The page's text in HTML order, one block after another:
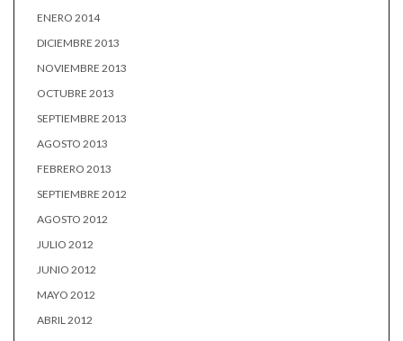
ENERO 2014
DICIEMBRE 2013
NOVIEMBRE 2013
OCTUBRE 2013
SEPTIEMBRE 2013
AGOSTO 2013
FEBRERO 2013
SEPTIEMBRE 2012
AGOSTO 2012
JULIO 2012
JUNIO 2012
MAYO 2012
ABRIL 2012